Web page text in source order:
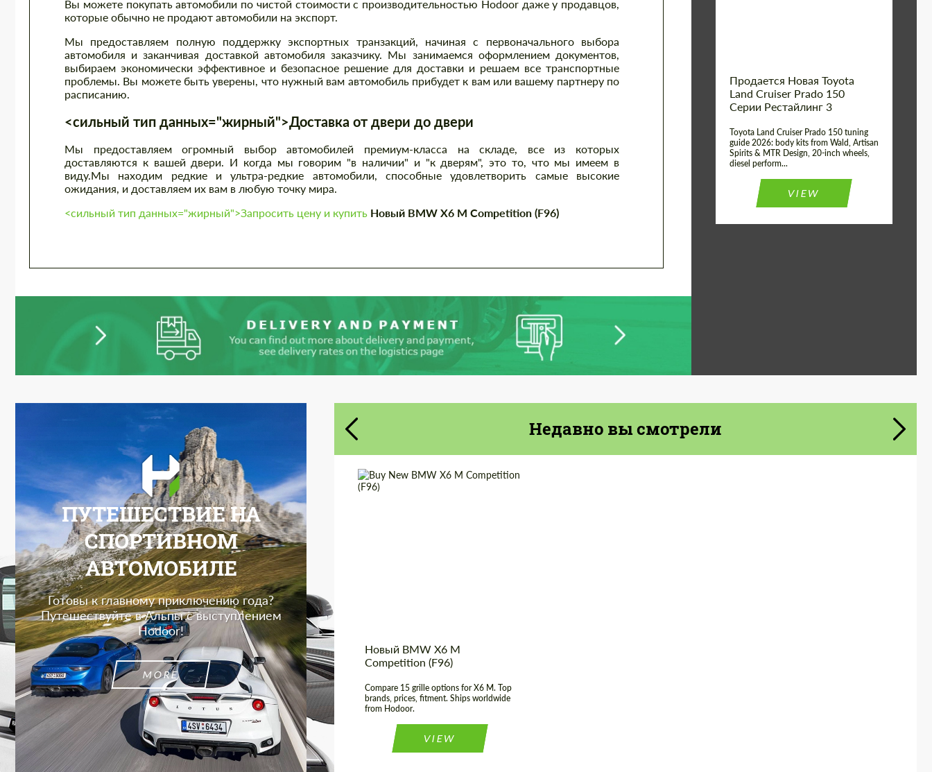
Вы можете покупать автомобили по чистой стоимости с производительностью Hodoor даже у продавцов,
которые обычно не продают автомобили на экспорт.
Мы предоставляем полную поддержку экспортных транзакций, начиная с первоначального выбора
автомобиля и заканчивая доставкой автомобиля заказчику. Мы занимаемся оформлением документов,
выбираем экономически эффективное и безопасное решение для доставки и решаем все транспортные
проблемы. Вы можете быть уверены, что нужный вам автомобиль прибудет к вам или вашему партнеру по
расписанию.
<сильный тип данных="жирный">Доставка от двери до двери
Мы предоставляем огромный выбор автомобилей премиум-класса на складе, все из которых
доставляются к вашей двери. И когда мы говорим "в наличии" и "к дверям", это то, что мы имеем в
виду.Мы находим редкие и ультра-редкие автомобили, способные удовлетворить самые высокие
ожидания, и доставляем их вам в любую точку мира.
<сильный тип данных="жирный">Запросить цену и купить Новый BMW X6 M Competition (F96)
Продается Новая Toyota
Land Cruiser Prado 150
Серии Рестайлинг 3
Toyota Land Cruiser Prado 150 tuning
guide 2026: body kits from Wald, Artisan
Spirits & MTR Design, 20-inch wheels,
diesel perform...
VIEW
ПУТЕШЕСТВИЕ НА
СПОРТИВНОМ
АВТОМОБИЛЕ
Готовы к главному приключению года?
Путешествуйте в Альпы с выступлением
Hodoor!
MORE
Недавно вы смотрели
Новый BMW X6 M
Competition (F96)
Compare 15 grille options for X6 M. Top
brands, prices, fitment. Ships worldwide
from Hodoor.
VIEW
Заказать обратный звонок
Please use this form to fill in some basic
information for your price request. We will
contact you within 1 business day with our
Cогласиться на обработку
персональных данных
Заказать обратный звонок
Please use this form to fill in some basic
information for your price request. We will
contact you within 1 business day with our
Cогласиться на обработку
персональных данных
СВЯЖИТЕСЬ СО МНОЙ